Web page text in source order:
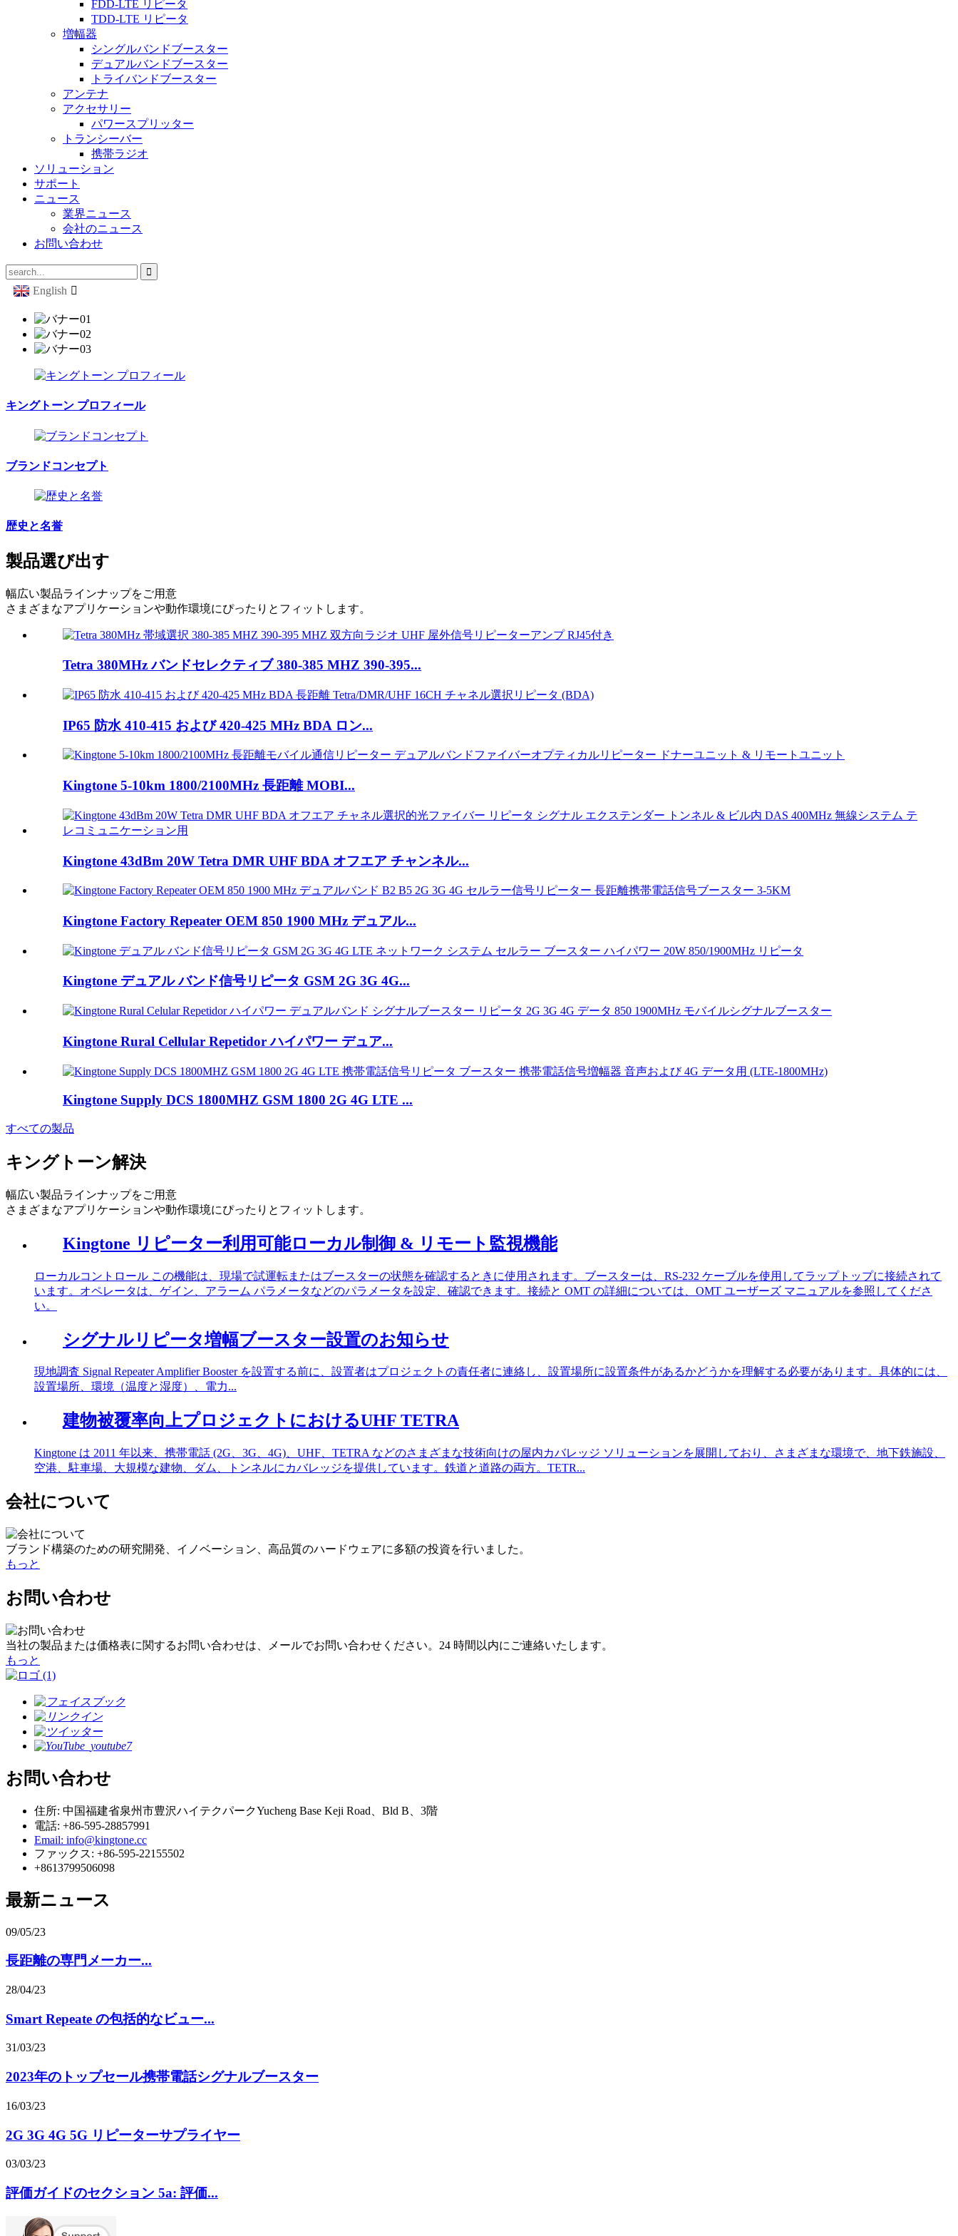
FDD-LTE リピータ
TDD-LTE リピータ
増幅器
シングルバンドブースター
デュアルバンドブースター
トライバンドブースター
アンテナ
アクセサリー
パワースプリッター
トランシーバー
携帯ラジオ
ソリューション
サポート
ニュース
業界ニュース
会社のニュース
お問い合わせ
English
キングトーン プロフィール
ブランドコンセプト
歴史と名誉
製品選び出す
幅広い製品ラインナップをご用意
さまざまなアプリケーションや動作環境にぴったりとフィットします。
Tetra 380MHz バンドセレクティブ 380-385 MHZ 390-395...
IP65 防水 410-415 および 420-425 MHz BDA ロン...
Kingtone 5-10km 1800/2100MHz 長距離 MOBI...
Kingtone 43dBm 20W Tetra DMR UHF BDA オフエア チャンネル...
Kingtone Factory Repeater OEM 850 1900 MHz デュアル...
Kingtone デュアル バンド信号リピータ GSM 2G 3G 4G...
Kingtone Rural Cellular Repetidor ハイパワー デュア...
Kingtone Supply DCS 1800MHZ GSM 1800 2G 4G LTE ...
すべての製品
キングトーン解決
幅広い製品ラインナップをご用意
さまざまなアプリケーションや動作環境にぴったりとフィットします。
Kingtone リピーター利用可能ローカル制御 & リモート監視機能
ローカルコントロール この機能は、現場で試運転またはブースターの状態を確認するときに使用されます。ブースターは、R​​S-232 ケーブルを使用してラップトップに接続されて
います。オペレータは、ゲイン、アラーム パラメータなどのパラメータを設定、確認できます。接続と OMT の詳細については、OMT ユーザーズ マニュアルを参照してくださ
い。
シグナルリピータ増幅ブースター設置のお知らせ
現地調査 Signal Repeater Amplifier Booster を設置する前に、設置者はプロジェクトの責任者に連絡し、設置場所に設置条件があるかどうかを理解する必要があります。具体的には、
設置場所、環境（温度と湿度）、電力...
建物被覆率向上プロジェクトにおけるUHF TETRA
Kingtone は 2011 年以来、携帯電話 (2G、3G、4G)、UHF、TETRA などのさまざまな技術向けの屋内カバレッジ ソリューションを展開しており、さまざまな環境で、地下鉄施設、
空港、駐車場、大規模な建物、ダム、トンネルにカバレッジを提供しています。鉄道と道路の両方。TETR...
会社について
ブランド構築のための研究開発、イノベーション、高品質のハードウェアに多額の投資を行いました。
もっと
お問い合わせ
当社の製品または価格表に関するお問い合わせは、メールでお問い合わせください。24 時間以内にご連絡いたします。
もっと
お問い合わせ
住所: 中国福建省泉州市豊沢ハイテクパークYucheng Base Keji Road、Bld B、3階
電話: +86-595-28857991
Email: info@kingtone.cc
ファックス: +86-595-22155502
+8613799506098
最新ニュース
09/05/23
長距離の専門メーカー...
28/04/23
Smart Repeate の包括的なビュー...
31/03/23
2023年のトップセール携帯電話シグナルブースター
16/03/23
2G 3G 4G 5G リピーターサプライヤー
03/03/23
評価ガイドのセクション 5a: 評価...